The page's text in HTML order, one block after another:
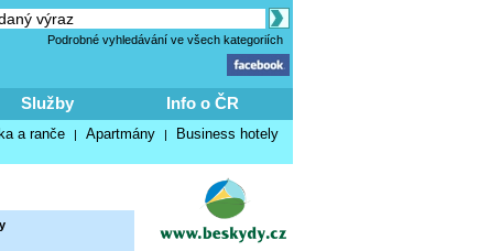
Podrobné vyhledávání ve všech kategoriích
Služby Info o ČR
a ranče | Apartmány | Business hotely